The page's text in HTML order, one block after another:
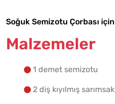
Soğuk Semizotu Çorbası için
Malzemeler
1 demet semizotu
2 diş kıyılmış sarımsak